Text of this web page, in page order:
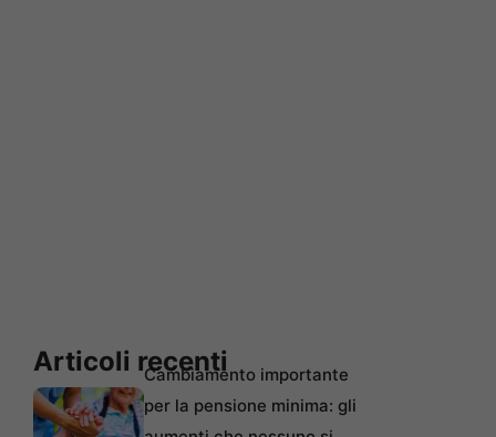
Articoli recentiCambiamento importante
per la pensione minima: gli